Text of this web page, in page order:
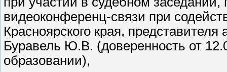
видеоконференц-связи при
Красноярского края,
Буравель Ю.В. (доверенность от
образовании),